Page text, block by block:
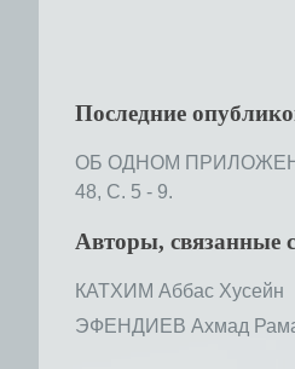
Последние
ОБ ОДНОМ
48, С. 5 - 9.
Авторы, связанные
КАТХИМ Аббас Хусейн
ЭФЕНДИЕВ Ахмад